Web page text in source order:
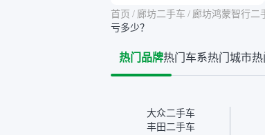
况。我拿到你们的信息之
后，自己又在线上去做了一
台），同时也找了朋友帮忙
线下看车。结果跟你们的报
我第一天看车，第二天你们
就约我到店，我第三天去提
首页 / 廊坊二手车 / 廊坊鸿蒙智行二
亏多少？
热门品牌热门车系热门城市热
大众二手车
丰田二手车